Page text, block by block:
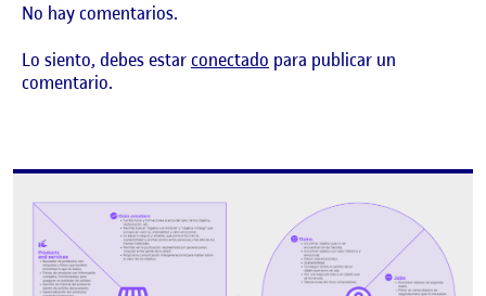
No hay comentarios.
Lo siento, debes estarconectado para publicar un
comentario.